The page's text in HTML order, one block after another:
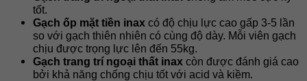
tốt.
Gạch ốp mặt tiền inax có độ chịu lực cao gấp 3-5 lần
so với gạch thiên nhiên có cùng độ dày. Mỗi viên gạch
chịu được trọng lực lên đến 55kg.
Gạch trang trí ngoại thất inax còn được đánh giá cao
bởi khả năng chống chịu tốt với acid và kiềm.